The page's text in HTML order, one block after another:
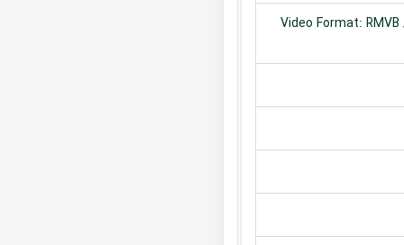
Video Format: